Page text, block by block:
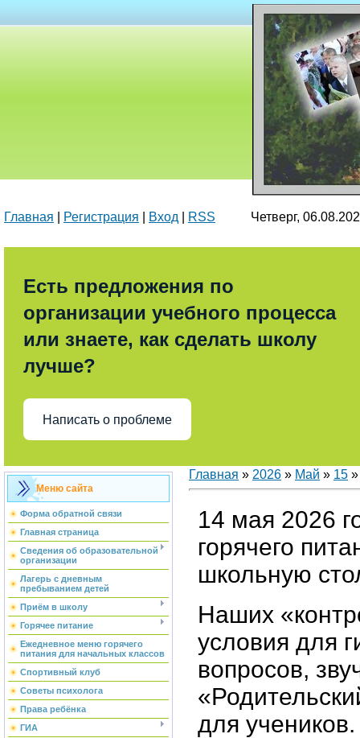
Главная Регистрация Вход RSS Четверг,
Есть предложения по
организации учебного процесса
или знаете, как сделать школу
лучше?
Написать о проблеме
Меню сайта
Форма обратной связи
Главная страница
Сведения об образовательной
организации
Лагерь с дневным
пребыванием детей
Приём в школу
Горячее питание
Ежедневное меню горячего
питания для начальных классов
Спортивный клуб
Советы психолога
Права ребёнка
ГИА
Главная » 2026 » Май » 15
14 мая 2026
горячего
школьную
Наших
условия для
вопросов,
для